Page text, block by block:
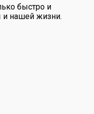
быстро и
и нашей жизни.